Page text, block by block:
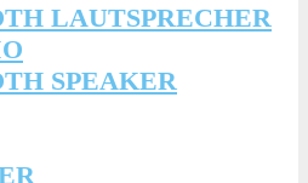
LAUTSPRECHER
SPEAKER